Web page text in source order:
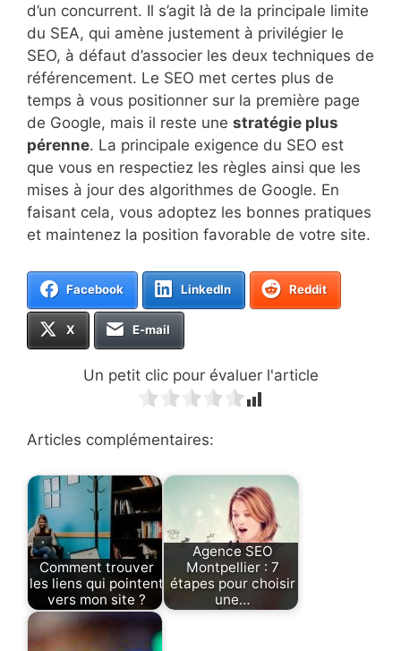
d’un concurrent. Il s’agit là de la principale limite
du SEA, qui amène justement à privilégier le
SEO, à défaut d’associer les deux techniques de
référencement. Le SEO met certes plus de
temps à vous positionner sur la première page
de Google, mais il reste une stratégie plus
pérenne. La principale exigence du SEO est
que vous en respectiez les règles ainsi que les
mises à jour des algorithmes de Google. En
faisant cela, vous adoptez les bonnes pratiques
et maintenez la position favorable de votre site.
Facebook LinkedIn Reddit
X E-mail
Un petit clic pour évaluer l'article
Articles complémentaires:
Comment trouver
les liens qui pointent
vers mon site ?
Agence SEO
Montpellier : 7
étapes pour choisir
une…